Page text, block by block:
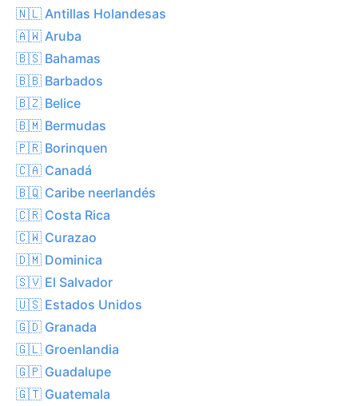
🇳🇱 Antillas Holandesas
🇦🇼 Aruba
🇧🇸 Bahamas
🇧🇧 Barbados
🇧🇿 Belice
🇧🇲 Bermudas
🇵🇷 Borinquen
🇨🇦 Canadá
🇧🇶 Caribe neerlandés
🇨🇷 Costa Rica
🇨🇼 Curazao
🇩🇲 Dominica
🇸🇻 El Salvador
🇺🇸 Estados Unidos
🇬🇩 Granada
🇬🇱 Groenlandia
🇬🇵 Guadalupe
🇬🇹 Guatemala